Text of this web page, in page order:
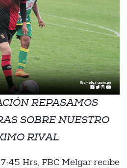
REPASAMOS
SOBRE NUESTRO
RIVAL
Hrs, FBC Melgar recibe